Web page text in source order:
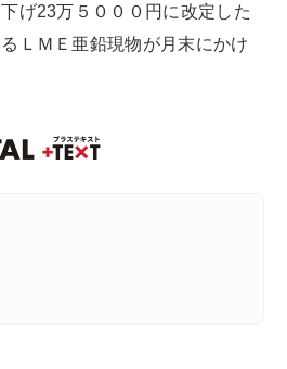
げ23万５０００円に改定した
ＬＭＥ亜鉛現物が月末にかけ